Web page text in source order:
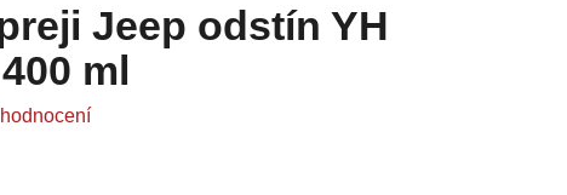
Jeep odstín YH
ml